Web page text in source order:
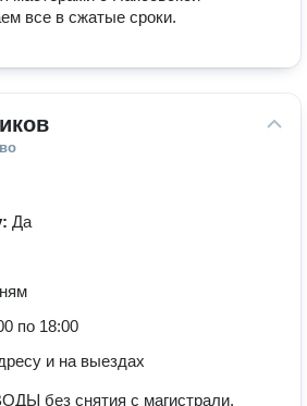
все в сжатые сроки.
Да
по 18:00
и на выездах
без снятия с магистрали,